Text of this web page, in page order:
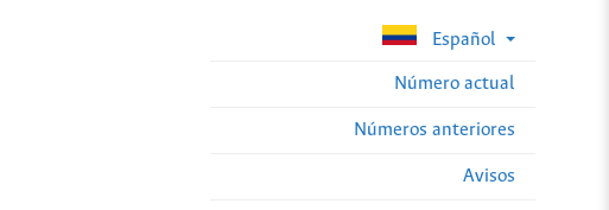
Español
Número actual
Números anteriores
Avisos